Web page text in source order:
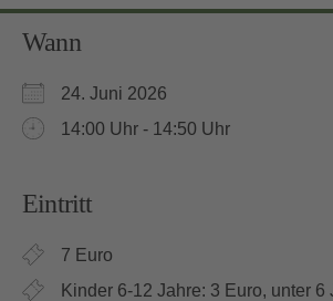
Wann
24. Juni 2026
14:00 Uhr - 14:50 Uhr
Eintritt
7 Euro
Kinder 6-12 Jahre: 3 Euro, unter 6